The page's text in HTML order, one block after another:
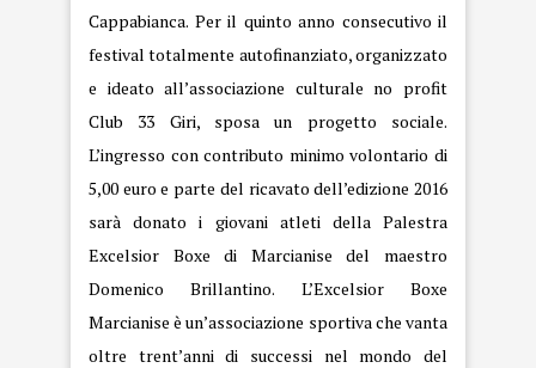
Cappabianca. Per il quinto anno consecutivo il
festival totalmente autofinanziato, organizzato
e ideato all’associazione culturale no profit
Club 33 Giri, sposa un progetto sociale.
L’ingresso con contributo minimo volontario di
5,00 euro e parte del ricavato dell’edizione 2016
sarà donato i giovani atleti della Palestra
Excelsior Boxe di Marcianise del maestro
Domenico Brillantino. L’Excelsior Boxe
Marcianise è un’associazione sportiva che vanta
oltre trent’anni di successi nel mondo del